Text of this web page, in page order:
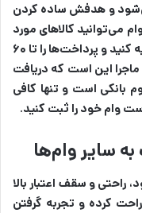
و هدفش ساده کردن
می‌توانید کالاهای مورد
نیاز خود را تا سقف ۲۲۰ میلیون تومان تهیه کنید و پرداخت‌ها را تا ۶۰
این است که دریافت
بانکی است و تنها کافی
وام خود را ثبت کنید.
سایر وام‌ها
و سقف اعتبار بالا
کرده و تجربه گرفتن